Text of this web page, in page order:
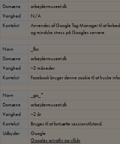
Domæne
arbejdermuseet.dk
Varighed
N/A
Kontekst
Anvendes af Google Tag Manager til at
og mindske stress på Googles servere.
Navn
_fbc
Domæne
arbejdermuseet.dk
Varighed
~3 måneder
Kontekst
Facebook bruger denne cookie til at huske
Navn
_ga_*
Domæne
arbejdermuseet.dk
Varighed
~2 år
Kontekst
Bruges til at fortsætte sessionstilstand.
Udbyder
Google
Googles privatliv og vilkår